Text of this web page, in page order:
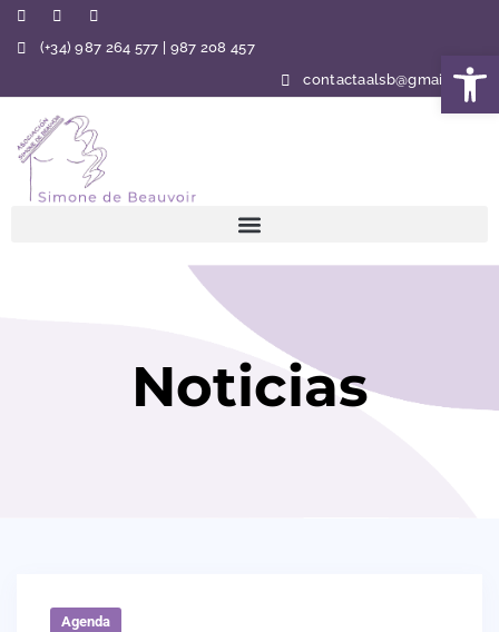
Abrir
(+34) 987 264 577 | 987 208 457
contactaalsb@gmail.com
Noticias
Agenda